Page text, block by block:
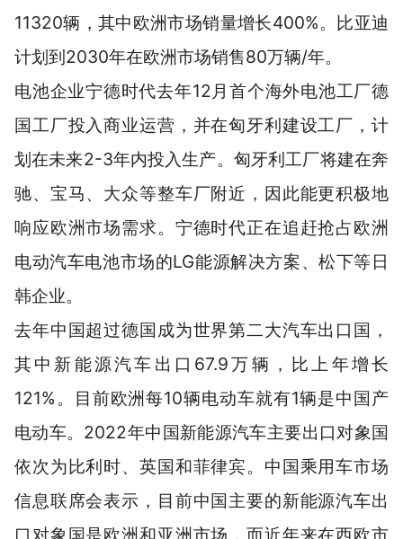
11320辆，其中欧洲市场销量增长400%。比亚迪
计划到2030年在欧洲市场销售80万辆/年。
电池企业宁德时代去年12月首个海外电池工厂德
国工厂投入商业运营，并在匈牙利建设工厂，计
划在未来2-3年内投入生产。匈牙利工厂将建在奔
驰、宝马、大众等整车厂附近，因此能更积极地
响应欧洲市场需求。宁德时代正在追赶抢占欧洲
电动汽车电池市场的LG能源解决方案、松下等日
韩企业。
去年中国超过德国成为世界第二大汽车出口国，
其中新能源汽车出口67.9万辆，比上年增长
121%。目前欧洲每10辆电动车就有1辆是中国产
电动车。2022年中国新能源汽车主要出口对象国
依次为比利时、英国和菲律宾。中国乘用车市场
信息联席会表示，目前中国主要的新能源汽车出
口对象国是欧洲和亚洲市场，而近年来在西欧市